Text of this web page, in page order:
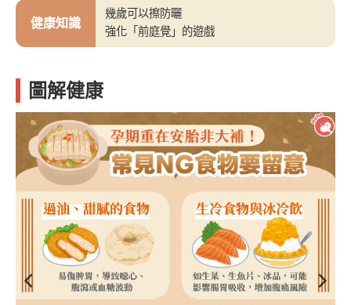
健康知識
幾歲可以擦防曬
強化「前庭覺」的遊戲
圖解健康